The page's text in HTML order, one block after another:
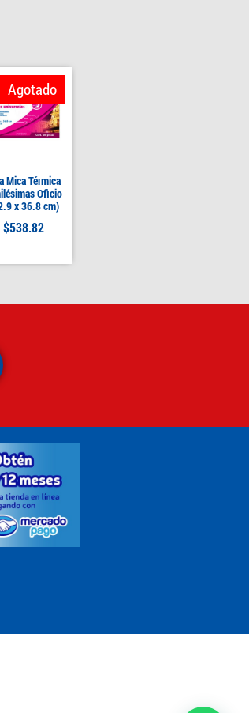
Mica Térmica
Oficio
x 36.8 cm)
$538.82
Agotado